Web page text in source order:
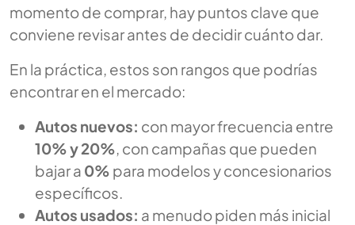
momento de comprar, hay puntos clave que
conviene revisar antes de decidir cuánto dar.
En la práctica, estos son rangos que podrías
encontrar en el mercado:
Autos nuevos: con mayor frecuencia entre
10% y 20% , con campañas que pueden
bajar a 0% para modelos y concesionarios
específicos.
Autos usados: a menudo piden más inicial